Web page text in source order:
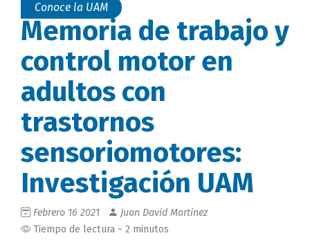
Conoce la UAM
Memoria de trabajo y
control motor en
adultos con
trastornos
sensoriomotores:
Investigación UAM
Febrero 16 2021
Juan David Martinez
Tiempo de lectura ~ 2 minutos